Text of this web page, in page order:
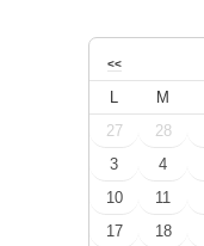
<<
M
27
28
3
4
10
11
17
18